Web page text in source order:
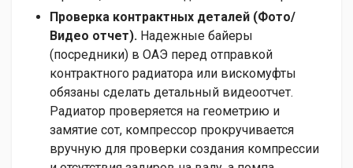
Проверка контрактных деталей (Фото/
Видео отчет). Надежные байеры
(посредники) в ОАЭ перед отправкой
контрактного радиатора или вискомуфты
обязаны сделать детальный видеоотчет.
Радиатор проверяется на геометрию и
замятие сот, компрессор прокручивается
вручную для проверки создания компрессии